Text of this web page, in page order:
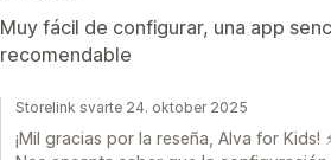
Muy fácil de configurar, una app
recomendable
Storelink svarte 24. oktober 2025
¡Mil gracias por la reseña, Alva for Kids!